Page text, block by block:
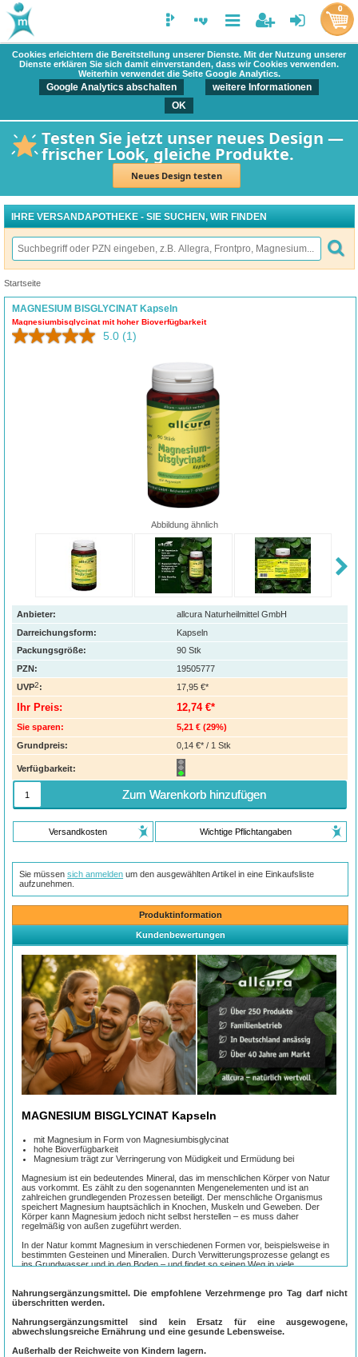
Cookies erleichtern die Bereitstellung unserer Dienste. Mit der Nutzung unserer
Dienste erklären Sie sich damit einverstanden, dass wir Cookies verwenden.
Weiterhin verwendet die Seite Google Analytics.
Google Analytics abschalten
weitere Informationen
OK
Testen Sie jetzt unser neues Design —
frischer Look, gleiche Produkte.
Neues Design testen
0
IHRE VERSANDAPOTHEKE - SIE SUCHEN, WIR FINDEN
Startseite
MAGNESIUM BISGLYCINAT Kapseln
Magnesiumbisglycinat mit hoher Bioverfügbarkeit
5.0 (1)
Abbildung ähnlich
Anbieter:
allcura Naturheilmittel GmbH
Darreichungsform:
Kapseln
Packungsgröße:
90 Stk
PZN:
19505777
UVP2: 17,95 €*
Ihr Preis: 12,74 €*
Sie sparen: 5,21 € (29%)
Grundpreis:
0,14 €* / 1 Stk
Verfügbarkeit:
Zum Warenkorb hinzufügen
Versandkosten Wichtige Pflichtangaben
Sie müssensich anmelden um den ausgewählten Artikel in eine Einkaufsliste
aufzunehmen.
Produktinformation
Kundenbewertungen
MAGNESIUM BISGLYCINAT Kapseln
mit Magnesium in Form von Magnesiumbisglycinat
hohe Bioverfügbarkeit
Magnesium trägt zur Verringerung von Müdigkeit und Ermüdung bei
Magnesium ist ein bedeutendes Mineral, das im menschlichen Körper von Natur
aus vorkommt. Es zählt zu den sogenannten Mengenelementen und ist an
zahlreichen grundlegenden Prozessen beteiligt. Der menschliche Organismus
speichert Magnesium hauptsächlich in Knochen, Muskeln und Geweben. Der
Körper kann Magnesium jedoch nicht selbst herstellen – es muss daher
regelmäßig von außen zugeführt werden.
In der Natur kommt Magnesium in verschiedenen Formen vor, beispielsweise in
bestimmten Gesteinen und Mineralien. Durch Verwitterungsprozesse gelangt es
ins Grundwasser und in den Boden – und findet so seinen Weg in viele
Magnesium wird häufig in Form von Nahrungsergänzungsmitteln angeboten, um
verschiedene Darreichungsformen zur Verfügung – ob als Pulver, Tabletten oder
Kapseln, ganz nach persönlicher Vorliebe.
Für Menschen, die auf eine ausgewogene Versorgung achten möchten, kann
Nahrungsergänzungsmittel. Die empfohlene Verzehrmenge pro Tag darf nicht
überschritten werden.
Nahrungsergänzungsmittel sind kein Ersatz für eine ausgewogene,
abwechslungsreiche Ernährung und eine gesunde Lebensweise.
Außerhalb der Reichweite von Kindern lagern.